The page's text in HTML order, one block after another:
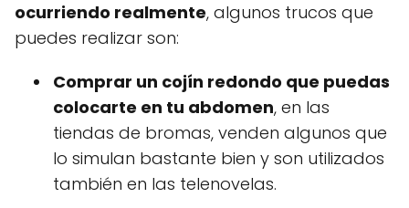
ocurriendo realmente, algunos trucos que
puedes realizar son:
Comprar un cojín redondo que puedas
colocarte en tu abdomen, en las
tiendas de bromas, venden algunos que
lo simulan bastante bien y son utilizados
también en las telenovelas.